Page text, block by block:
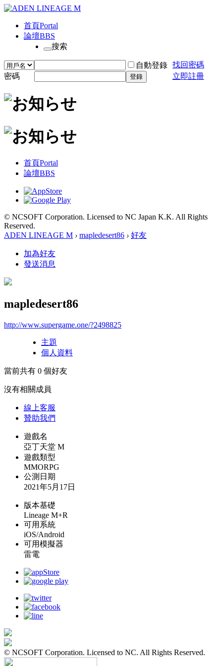
首頁Portal
論壇BBS
搜索
自動登錄 找回密碼
密碼
登錄 立即註冊
首頁Portal
論壇BBS
© NCSOFT Corporation. Licensed to NC Japan K.K. All Rights
Reserved.
ADEN LINEAGE M › mapledesert86 › 好友
加為好友
發送消息
mapledesert86
http://www.supergame.one/?2498825
主題
個人資料
當前共有 0 個好友
沒有相關成員
線上客服
贊助我們
遊戲名
亞丁天堂 M
遊戲類型
MMORPG
公測日期
2021年5月17日
版本基礎
Lineage M+R
可用系統
iOS/Android
可用模擬器
雷電
© NCSOFT Corporation. Licensed to NC. All Rights Reserved.